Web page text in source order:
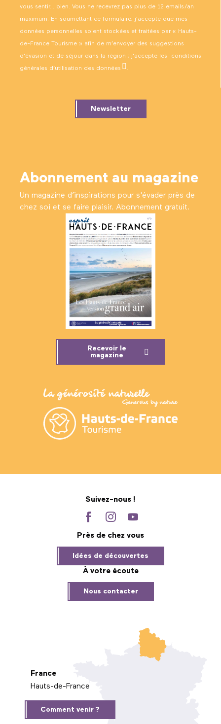
vous sentir… bien. Vous ne recevrez pas plus de 12 emails/an
maximum. En soumettant ce formulaire, j’accepte que mes
données personnelles soient stockées et traitées par « Hauts-
de-France Tourisme » afin de m’envoyer des suggestions
d’évasion et de séjour dans la région ; j’accepte les conditions
générales d’utilisation des données .
Newsletter
Abonnement au magazine
Un magazine d’inspirations pour s'évader près de
chez soi et se faire plaisir. Abonnement gratuit.
Recevoir le
magazine
Suivez-nous !
Près de chez vous
Idées de découvertes
À votre écoute
Nous contacter
France
Hauts-de-France
Comment venir ?